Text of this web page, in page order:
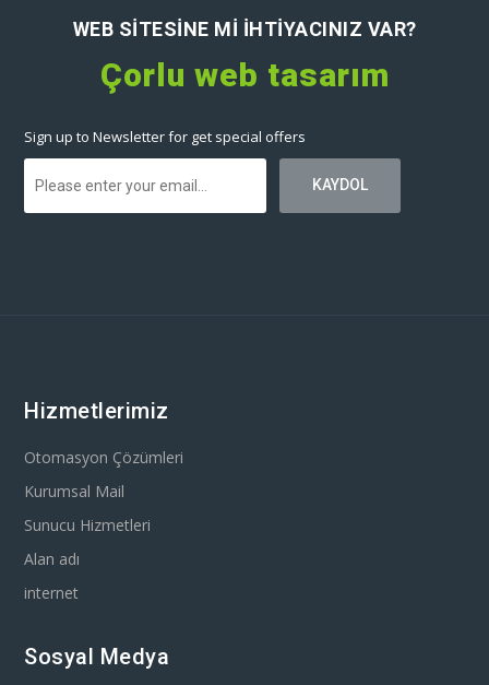
WEB SITESINE MI IHTIYACINIZ VAR?
Çorlu web tasarım
Sign up to Newsletter for get special offers
Hizmetlerimiz
Otomasyon Çözümleri
Kurumsal Mail
Sunucu Hizmetleri
Alan adı
internet
Sosyal Medya